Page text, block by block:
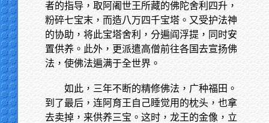
者的指导，取阿阇世王所藏的佛陀舍利四升，
粉碎七宝末，而造八万四千宝塔。又受护法神
的协助，将此宝塔舍利，分遍阎浮提，同时安
置供养。此外，更派遣高僧前往各国去宣扬佛
法，使佛法遍满于全世界。
如此，三年不断的精修佛法，广种福田。
到了最后，连阿育王自己睡觉用的枕头，也拿
去卖掉，来供养三宝。这时，龙王的金像，立